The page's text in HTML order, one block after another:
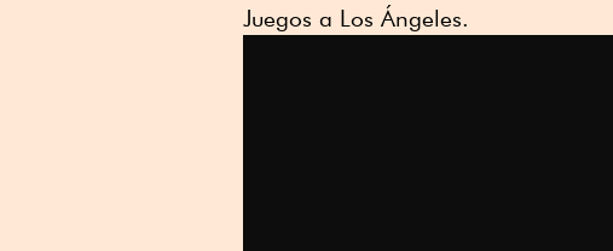
Juegos a Los Ángeles.